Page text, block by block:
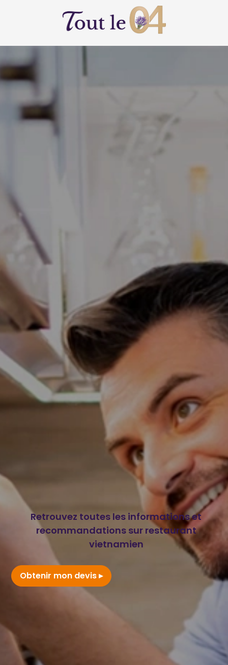
Retrouvez toutes les informations et
recommandations sur restaurant
vietnamien
Obtenir mon devis